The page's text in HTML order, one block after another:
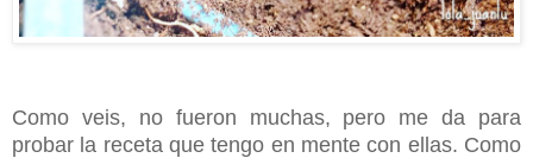
Como veis, no fueron muchas, pero me da para
probar la receta que tengo en mente con ellas. Como